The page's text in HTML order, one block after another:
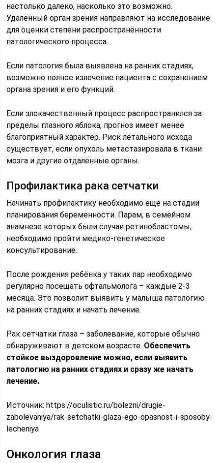
настолько далеко, насколько это возможно.
Удалённый орган зрения направляют на исследование
для оценки степени распространённости
патологического процесса.
Если патология была выявлена на ранних стадиях,
возможно полное излечение пациента с сохранением
органа зрения и его функций.
Если злокачественный процесс распространился за
пределы глазного яблока, прогноз имеет менее
благоприятный характер. Риск летального исхода
существует, если опухоль метастазировала в ткани
мозга и другие отдалённые органы.
Профилактика рака сетчатки
Начинать профилактику необходимо ещё на стадии
планирования беременности. Парам, в семейном
анамнезе которых были случаи ретинобластомы,
необходимо пройти медико-генетическое
консультирование.
После рождения ребёнка у таких пар необходимо
регулярно посещать офтальмолога – каждые 2-3
месяца. Это позволит выявить у малыша патологию
на ранних стадиях и начать лечение.
Рак сетчатки глаза – заболевание, которые обычно
обнаруживают в детском возрасте. Обеспечить
стойкое выздоровление можно, если выявить
патологию на ранних стадиях и сразу же начать
лечение.
Источник:https://oculistic.ru/bolezni/drugie-
zabolevaniya/rak-setchatki-glaza-ego-opasnost-i-sposoby-
lecheniya
Онкология глаза